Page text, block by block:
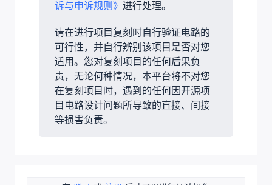
诉与申诉规则》 进行处理。
请在进行项目复刻时自行验证电路的
可行性，并自行辨别该项目是否对您
适用。您对复刻项目的任何后果负
责，无论何种情况，本平台将不对您
在复刻项目时，遇到的任何因开源项
目电路设计问题所导致的直接、间接
等损害负责。